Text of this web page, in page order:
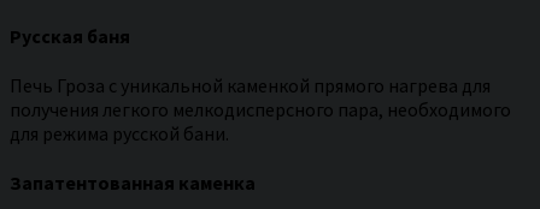
Русская баня
Печь Гроза с уникальной каменкой прямого нагрева для
получения легкого мелкодисперсного пара, необходимого
для режима русской бани.
Запатентованная каменка